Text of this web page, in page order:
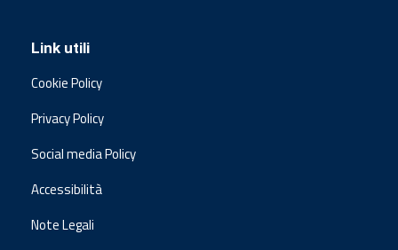
Link utili
Cookie Policy
Privacy Policy
Social media Policy
Accessibilità
Note Legali